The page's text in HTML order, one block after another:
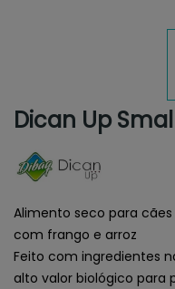
Dican Up
Alimento seco para
com frango e arroz
Feito com ingredientes
alto valor biológico para